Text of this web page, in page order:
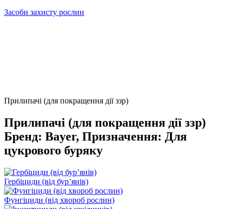
Засоби захисту рослин
Прилипачі (для покращення дії ззр)
Прилипачі (для покращення дії ззр)
Бренд: Bayer, Призначення: Для
цукрового буряку
Гербіциди (від бурʼянів)
Фунгіциди (від хвороб рослин)